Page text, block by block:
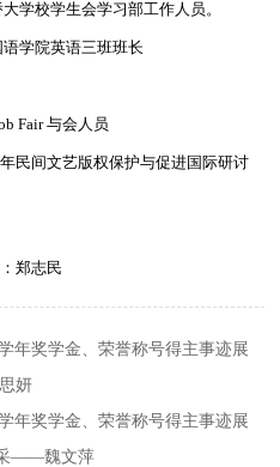
学校学生会学习部工作人员。
学院英语三班班长
Fair 与会人员
民间文艺版权保护与促进国际研讨
郑志民
年奖学金、荣誉称号得主事迹展
妍
年奖学金、荣誉称号得主事迹展
采——魏文萍